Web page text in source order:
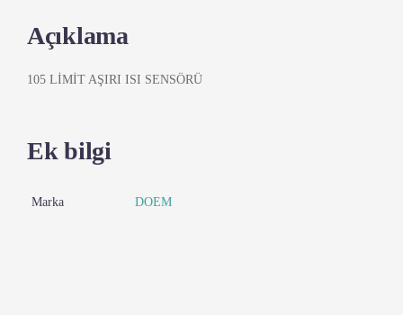
Açıklama
105 LİMİT AŞIRI ISI SENSÖRÜ
Ek bilgi
Marka DOEM